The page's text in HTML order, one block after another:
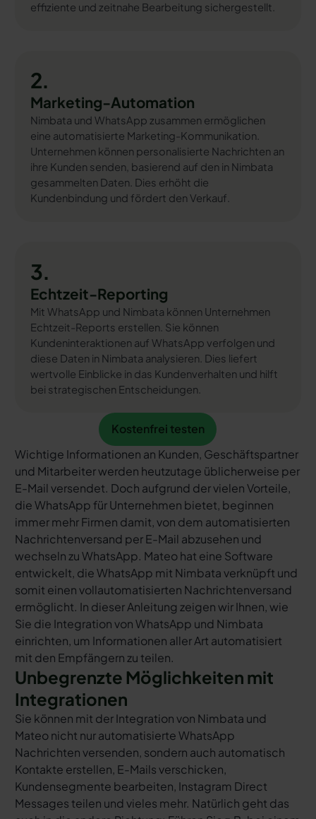
effiziente und zeitnahe Bearbeitung sichergestellt.
2.
Marketing-Automation
Nimbata und WhatsApp zusammen ermöglichen
eine automatisierte Marketing-Kommunikation.
Unternehmen können personalisierte Nachrichten an
ihre Kunden senden, basierend auf den in Nimbata
gesammelten Daten. Dies erhöht die
Kundenbindung und fördert den Verkauf.
3.
Echtzeit-Reporting
Mit WhatsApp und Nimbata können Unternehmen
Echtzeit-Reports erstellen. Sie können
Kundeninteraktionen auf WhatsApp verfolgen und
diese Daten in Nimbata analysieren. Dies liefert
wertvolle Einblicke in das Kundenverhalten und hilft
bei strategischen Entscheidungen.
Kostenfrei testen
Kostenfrei testen
Wichtige Informationen an Kunden, Geschäftspartner
und Mitarbeiter werden heutzutage üblicherweise per
E-Mail versendet. Doch aufgrund der vielen Vorteile,
die WhatsApp für Unternehmen bietet, beginnen
immer mehr Firmen damit, von dem automatisierten
Nachrichtenversand per E-Mail abzusehen und
wechseln zu WhatsApp. Mateo hat eine Software
entwickelt, die WhatsApp mit Nimbata verknüpft und
somit einen vollautomatisierten Nachrichtenversand
ermöglicht. In dieser Anleitung zeigen wir Ihnen, wie
Sie die Integration von WhatsApp und Nimbata
einrichten, um Informationen aller Art automatisiert
mit den Empfängern zu teilen.
Unbegrenzte Möglichkeiten mit
Integrationen
Sie können mit der Integration von Nimbata und
Mateo nicht nur automatisierte WhatsApp
Nachrichten versenden, sondern auch automatisch
Kontakte erstellen, E-Mails verschicken,
Kundensegmente bearbeiten, Instagram Direct
Messages teilen und vieles mehr. Natürlich geht das